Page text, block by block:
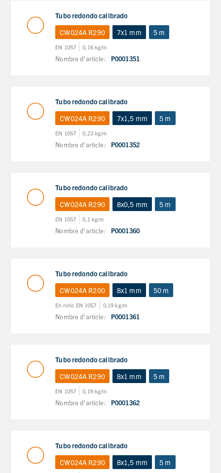
Tubo redondo calibrado
CW024A R290
7x1 mm 5 m
EN 1057 0,16 kg/m
Nombre d'article: P0001351
Tubo redondo calibrado
CW024A R290
7x1,5 mm 5 m
EN 1057 0,23 kg/m
Nombre d'article: P0001352
Tubo redondo calibrado
CW024A R290
8x0,5 mm 5 m
EN 1057 0,1 kg/m
Nombre d'article: P0001360
Tubo redondo calibrado
CW024A R200
8x1 mm 50 m
En rollo EN 1057 0,19 kg/m
Nombre d'article: P0001361
Tubo redondo calibrado
CW024A R290
8x1 mm 5 m
EN 1057 0,19 kg/m
Nombre d'article: P0001362
Tubo redondo calibrado
CW024A R290
8x1,5 mm 5 m